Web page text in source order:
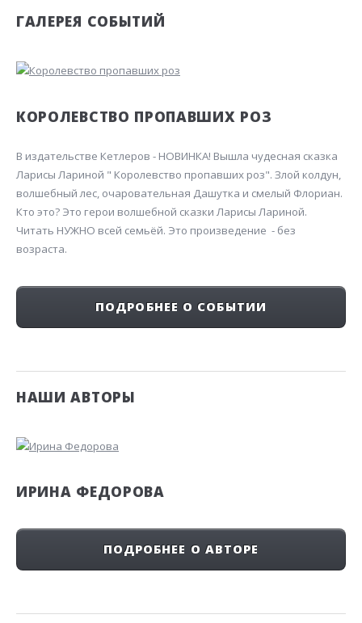
ГАЛЕРЕЯ СОБЫТИЙ
КОРОЛЕВСТВО ПРОПАВШИХ РОЗ
В издательстве Кетлеров - НОВИНКА! Вышла чудесная сказка
Ларисы Лариной " Королевство пропавших роз". Злой колдун,
волшебный лес, очаровательная Дашутка и смелый Флориан.
Кто это? Это герои волшебной сказки Ларисы Лариной.
Читать НУЖНО всей семьёй. Это произведение - без
возраста.
ПОДРОБНЕЕ О СОБЫТИИ
НАШИ АВТОРЫ
ИРИНА ФЕДОРОВА
ПОДРОБНЕЕ О АВТОРЕ